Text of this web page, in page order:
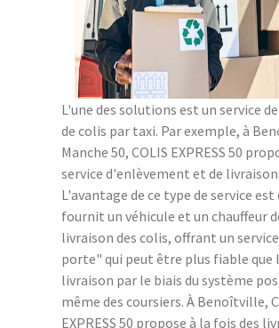
L'une des solutions est un service
de colis par taxi. Par exemple, à
Manche 50, COLIS EXPRESS 50
service d'enlèvement et de livraison
L'avantage de ce type de service est
fournit un véhicule et un chauffeur
livraison des colis, offrant un
porte" qui peut être plus fiable que
livraison par le biais du système
même des coursiers. À Benoîtville,
EXPRESS 50 propose à la fois des